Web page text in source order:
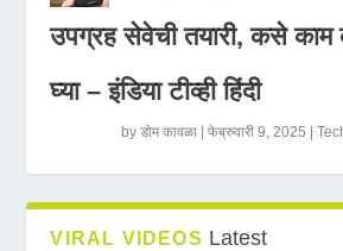
उपग्रह सेवेची तयारी, कसे काम
घ्या – इंडिया टीव्ही हिंदी
byडोम कावळा |फेब्रुवारी 9, 2025 |
VIRAL VIDEOS Latest